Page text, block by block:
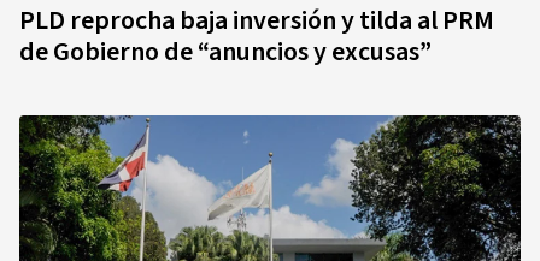
PLD reprocha baja inversión y tilda al PRM
de Gobierno de “anuncios y excusas”